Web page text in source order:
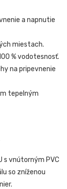
a napnutie
miestach.
% vodotesnosť.
na pripevnenie
tepelným
s vnútorným PVC
so zníženou